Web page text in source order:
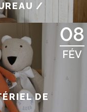
/
08
FÉV
DE